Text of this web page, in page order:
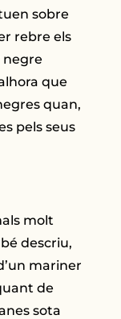
sobre
rebre els
negre
que
quan,
pels seus
molt
descriu,
mariner
de
sota